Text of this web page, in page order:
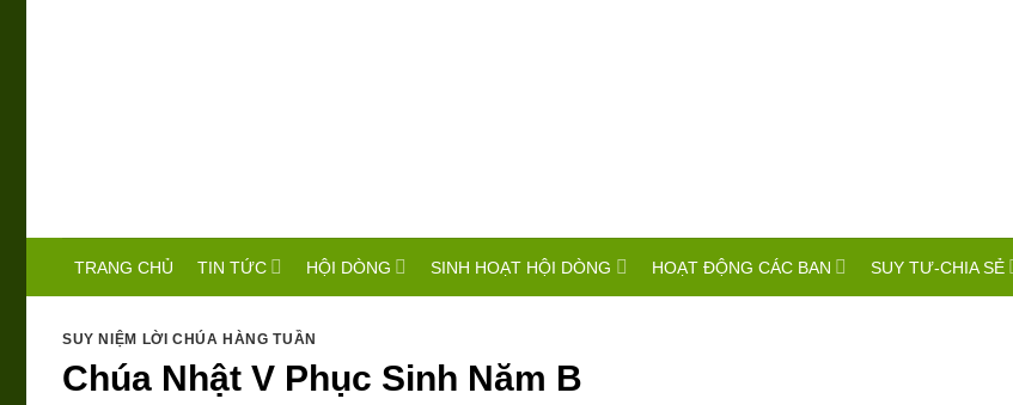
TRANG CHỦ TIN TỨC HỘI DÒNG SINH HOẠT HỘI DÒNG HOẠT ĐỘNG CÁC BAN SUY TƯ-CHIA SẺ
SUY NIỆM LỜI CHÚA HÀNG TUẦN
Chúa Nhật V Phục Sinh Năm B